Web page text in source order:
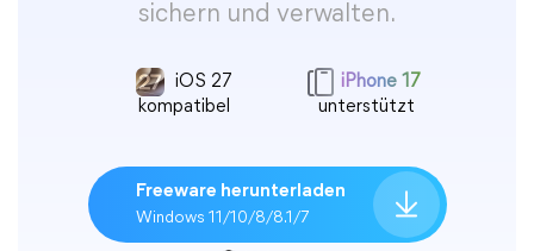
sichern und verwalten.
iOS 27
kompatibel
iPhone 17
unterstützt
Freeware herunterladen
Windows 11/10/8/8.1/7